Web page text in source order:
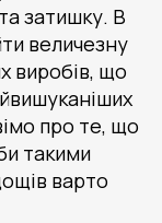
затишку. В
величезну
виробів, що
про те, що
такими
варто